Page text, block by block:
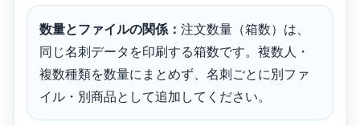
数量とファイルの関係： 注文数量（箱数）は、
同じ名刺データを印刷する箱数です。複数人・
複数種類を数量にまとめず、名刺ごとに別ファ
イル・別商品として追加してください。